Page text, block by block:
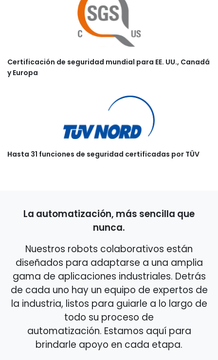
Certificación de seguridad mundial para EE. UU., Canadá
y Europa
Hasta 31 funciones de seguridad certificadas por TÜV
La automatización, más sencilla que
nunca.
Nuestros robots colaborativos están
diseñados para adaptarse a una amplia
gama de aplicaciones industriales. Detrás
de cada uno hay un equipo de expertos de
la industria, listos para guiarle a lo largo de
todo su proceso de
automatización. Estamos aquí para
brindarle apoyo en cada etapa.